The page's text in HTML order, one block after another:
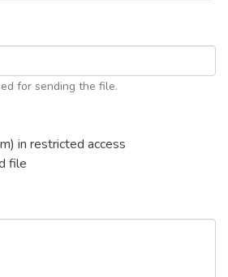
for sending the file.
in restricted access
file